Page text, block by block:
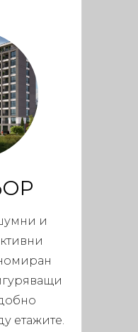
и
етажите.